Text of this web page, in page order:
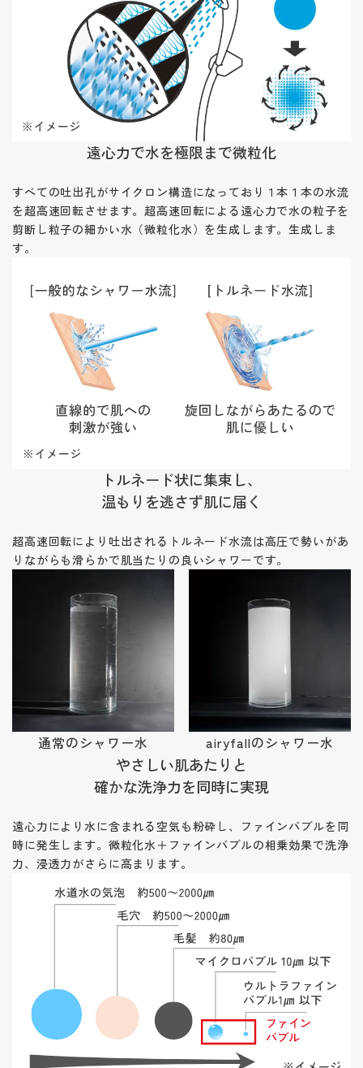
遠心力で水を極限まで微粒化
すべての吐出孔がサイクロン構造になっており１本１本の水流
を超高速回転させます。超高速回転による遠心力で水の粒子を
剪断し粒子の細かい水（微粒化水）を生成します。生成しま
す。
トルネード状に集束し、
温もりを逃さず肌に届く
超高速回転により吐出されるトルネード水流は高圧で勢いがあ
りながらも滑らかで肌当たりの良いシャワーです。
やさしい肌あたりと
確かな洗浄力を同時に実現
遠心力により水に含まれる空気も粉砕し、ファインバブルを同
時に発生します。微粒化水＋ファインバブルの相乗効果で洗浄
力、浸透力がさらに高まります。
通常のシャワー水 airyfallのシャワー水